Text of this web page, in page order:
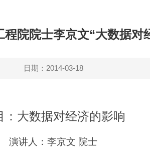
程院院士李京文“大数据对
日期：2014-03-18
：大数据对经济的影响
演讲人：李京文 院士